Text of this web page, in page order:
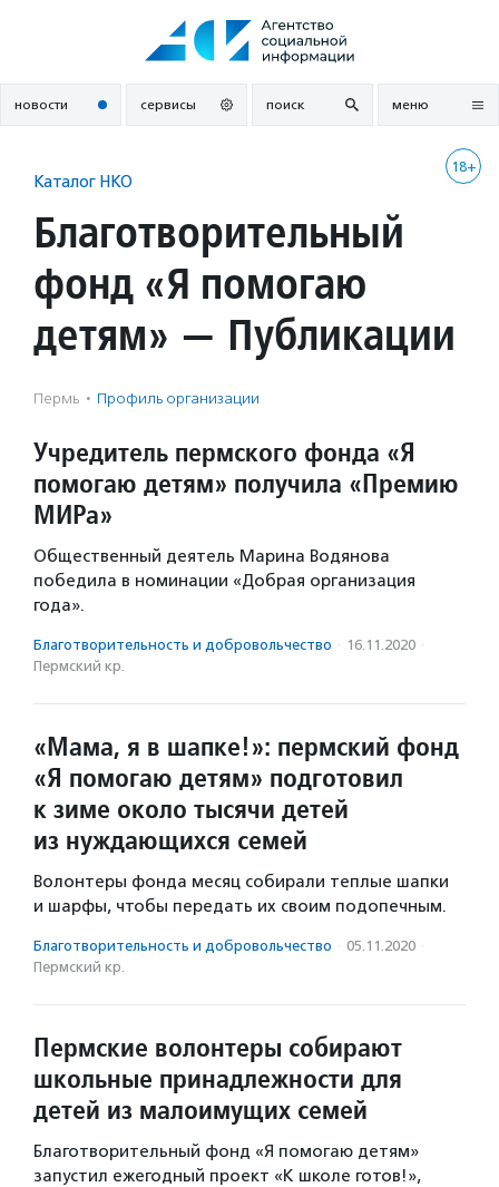
новости сервисы поиск меню
18+
Каталог НКО
Благотворительный
фонд «Я помогаю
детям» — Публикации
Пермь · Профиль организации
Учредитель пермского фонда «Я
помогаю детям» получила «Премию
МИРа»
Общественный деятель Марина Водянова
победила в номинации «Добрая организация
года».
Благотвори­тель­ность и доброволь­чест­во · 16.11.2020 ·
Пермский кр.
«Мама, я в шапке!»: пермский фонд
«Я помогаю детям» подготовил
к зиме около тысячи детей
из нуждающихся семей
Волонтеры фонда месяц собирали теплые шапки
и шарфы, чтобы передать их своим подопечным.
Благотвори­тель­ность и доброволь­чест­во · 05.11.2020 ·
Пермский кр.
Пермские волонтеры собирают
школьные принадлежности для
детей из малоимущих семей
Благотворительный фонд «Я помогаю детям»
запустил ежегодный проект «К школе готов!»,